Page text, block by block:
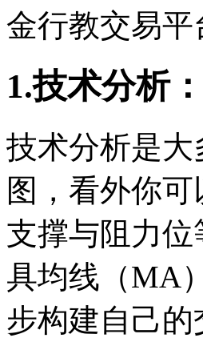
金行教交易
1.技术分析
技术分析是
图，看外你
支撑与阻力
具均线（MA
步构建自己的